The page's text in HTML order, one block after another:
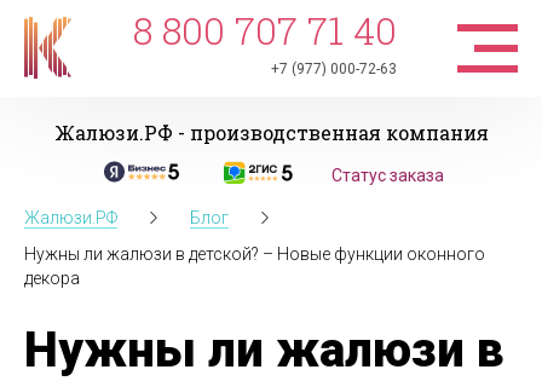
8 800 707 71 40
+7 (977) 000-72-63
Жалюзи.РФ - производственная компания
Статус заказа
Жалюзи.РФ
Блог
Нужны ли жалюзи в детской? – Новые функции оконного
декора
Нужны ли жалюзи в